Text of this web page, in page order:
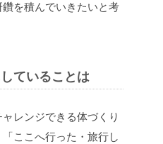
を積んでいきたいと考
ていることは
レンジできる体づくり
ここへ行った・旅行し